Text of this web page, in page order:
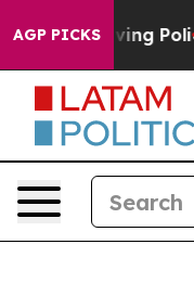
AGP PICKS
Life-Saving Policies